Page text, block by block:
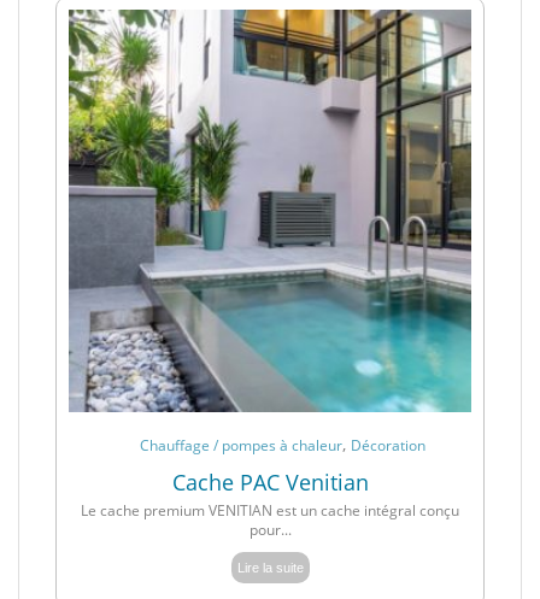
Chauffage / pompes à chaleur, Décoration
Cache PAC Venitian
Le cache premium VENITIAN est un cache intégral conçu
pour...
Lire la suite